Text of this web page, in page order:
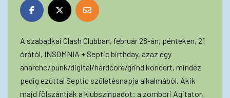
A szabadkai Clash Clubban, február 28-án, pénteken, 21
órától, INSOMNIA + Septic birthday, azaz egy
anarcho/punk/digital/hardcore/grind koncert, mindez
pedig ezúttal Septic születésnapja alkalmából. Akik
majd fölszántják a klubszínpadot: a zombori Agitator,